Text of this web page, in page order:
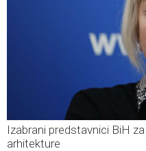
Izabrani predstavnici BiH
arhitekture